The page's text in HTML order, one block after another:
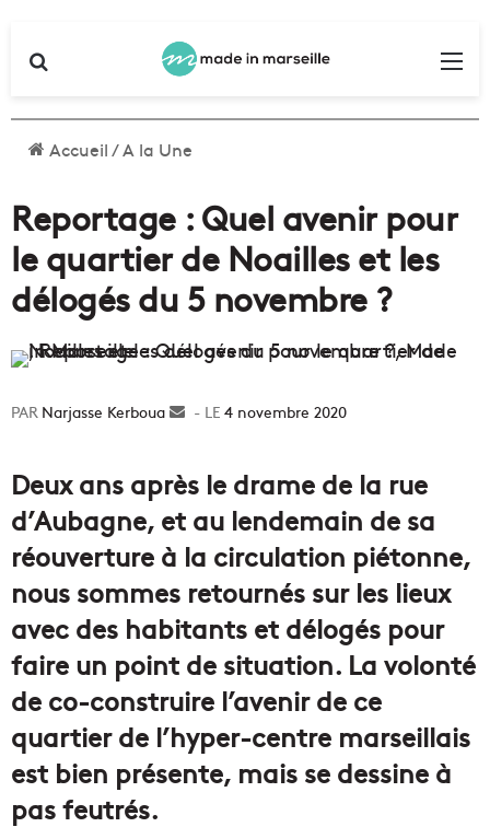
Accueil/A la Une
Reportage : Quel avenir pour
le quartier de Noailles et les
délogés du 5 novembre ?
Narjasse Kerboua
Envoyer4 novembre 2020
Deux ans après le drame de la rue
d’Aubagne, et au lendemain de sa
réouverture à la circulation piétonne,
nous sommes retournés sur les lieux
avec des habitants et délogés pour
faire un point de situation. La volonté
de co-construire l’avenir de ce
quartier de l’hyper-centre marseillais
est bien présente, mais se dessine à
pas feutrés.